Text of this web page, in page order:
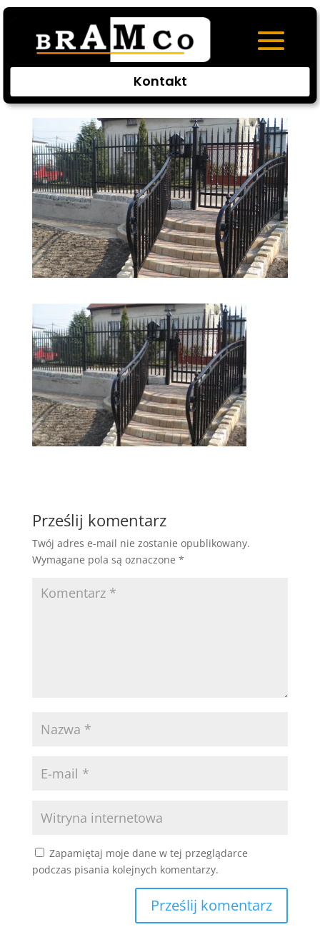
Kontakt
29
bramco|maj 30, 2017
komentarzy
Prześlij komentarz
Twój adres e-mail nie zostanie opublikowany.
Wymagane pola są oznaczone *
Zapamiętaj moje dane w tej przeglądarce
podczas pisania kolejnych komentarzy.